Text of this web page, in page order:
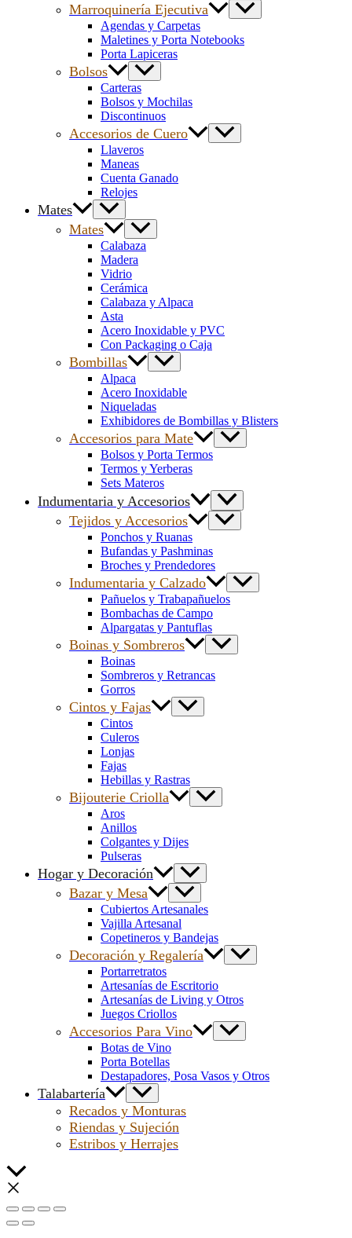
Marroquinería Ejecutiva
Agendas y Carpetas
Maletines y Porta Notebooks
Porta Lapiceras
Bolsos
Carteras
Bolsos y Mochilas
Discontinuos
Accesorios de Cuero
Llaveros
Maneas
Cuenta Ganado
Relojes
Mates
Mates
Calabaza
Madera
Vidrio
Cerámica
Calabaza y Alpaca
Asta
Acero Inoxidable y PVC
Con Packaging o Caja
Bombillas
Alpaca
Acero Inoxidable
Niqueladas
Exhibidores de Bombillas y Blisters
Accesorios para Mate
Bolsos y Porta Termos
Termos y Yerberas
Sets Materos
Indumentaria y Accesorios
Tejidos y Accesorios
Ponchos y Ruanas
Bufandas y Pashminas
Broches y Prendedores
Indumentaria y Calzado
Pañuelos y Trabapañuelos
Bombachas de Campo
Alpargatas y Pantuflas
Boinas y Sombreros
Boinas
Sombreros y Retrancas
Gorros
Cintos y Fajas
Cintos
Culeros
Lonjas
Fajas
Hebillas y Rastras
Bijouterie Criolla
Aros
Anillos
Colgantes y Dijes
Pulseras
Hogar y Decoración
Bazar y Mesa
Cubiertos Artesanales
Vajilla Artesanal
Copetineros y Bandejas
Decoración y Regalería
Portarretratos
Artesanías de Escritorio
Artesanías de Living y Otros
Juegos Criollos
Accesorios Para Vino
Botas de Vino
Porta Botellas
Destapadores, Posa Vasos y Otros
Talabartería
Recados y Monturas
Riendas y Sujeción
Estribos y Herrajes